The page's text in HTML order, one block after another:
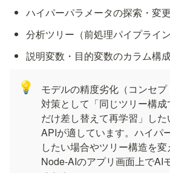
ハイパーパラメータの探索・変更
分析ツリー（前処理パイプライ
説明変数・目的変数のカラム構
💡
モデルの精度劣化（コンセ
対策として「同じツリー構
だけ差し替えて再学習」し
APIが適しています。ハイパ
したい場合やツリー構造を変
Node-AIのアプリ画面上でAI